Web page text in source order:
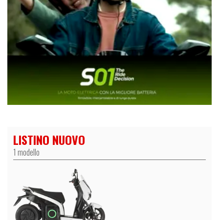
LISTINO NUOVO
1 modello